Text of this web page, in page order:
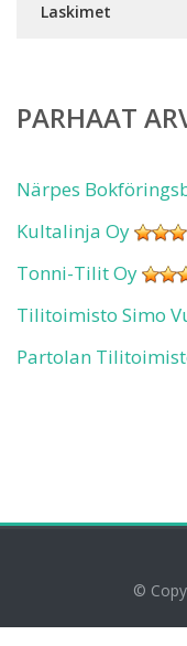
Laskimet
PARHAAT
Närpes
Kultalinja Oy
Tonni-Tilit Oy
Tilitoimisto Simo
Partolan
©